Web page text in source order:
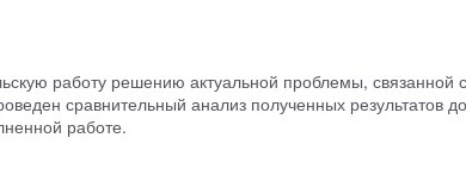
работу решению актуальной проблемы, связанной
сравнительный анализ полученных результатов
работе.